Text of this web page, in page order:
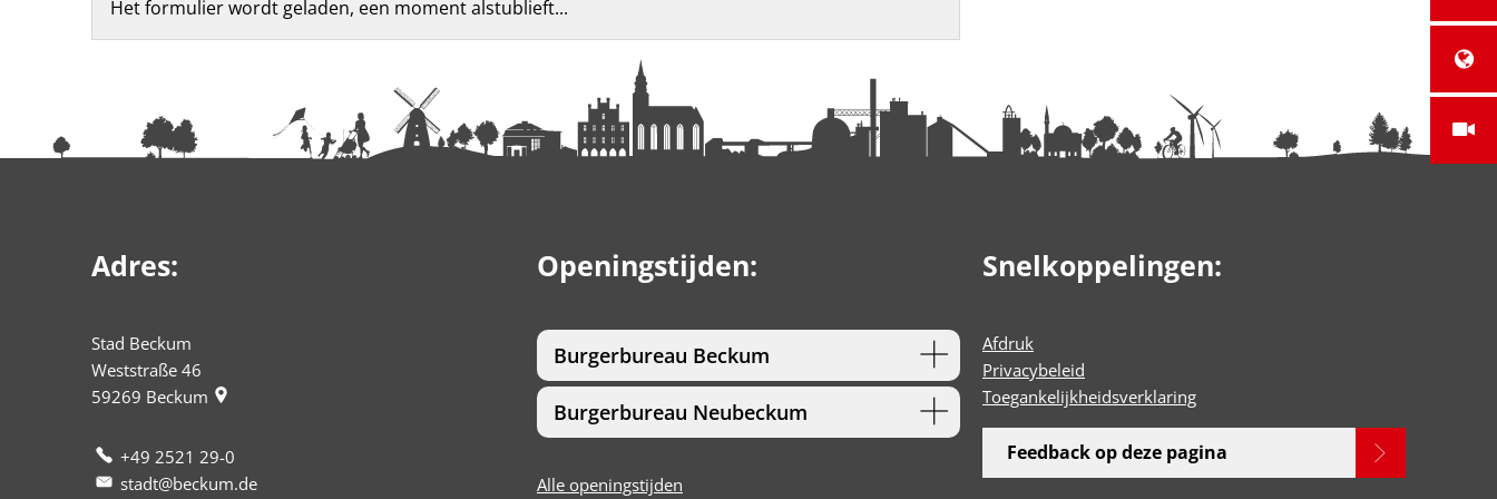
Het formulier wordt geladen, een moment alstublieft...
Adres:
Stad Beckum
Weststraße 46
59269 Beckum
+49 2521 29-0
stadt@beckum.de
Openingstijden:
Burgerbureau Beckum
Burgerbureau Neubeckum
Alle openingstijden
Snelkoppelingen:
Afdruk
Privacybeleid
Toegankelijkheidsverklaring
Feedback op deze pagina